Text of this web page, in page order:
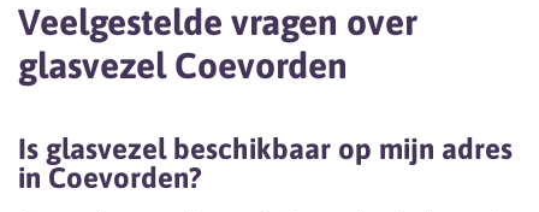
Veelgestelde vragen over
glasvezel Coevorden
Is glasvezel beschikbaar op mijn adres
in Coevorden?